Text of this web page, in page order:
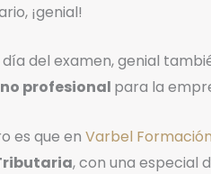
¡genial!
del examen, genial
profesional para la
es que en Varbel Formación
, con una especial